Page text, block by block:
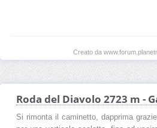
Creato da
Roda del Diavolo 2723 m -
Si rimonta il caminetto, dapprima